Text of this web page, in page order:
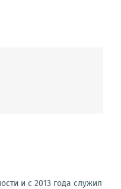
и с 2013 года служил